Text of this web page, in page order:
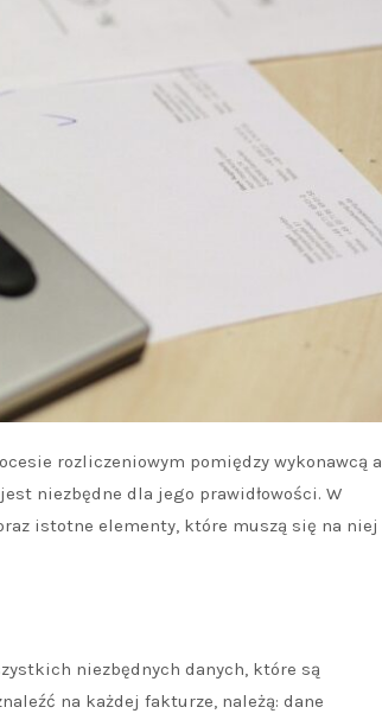
rozliczeniowym pomiędzy wykonawcą a
niezbędne dla jego prawidłowości. W
istotne elementy, które muszą się na niej
niezbędnych danych, które są
na każdej fakturze, należą: dane